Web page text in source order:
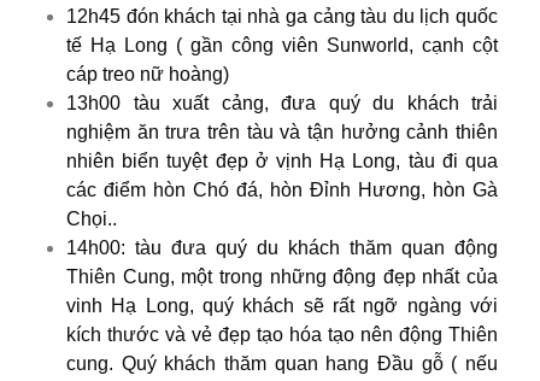
12h45 đón khách tại nhà ga cảng tàu du lịch quốc
tế Hạ Long ( gần công viên Sunworld, cạnh cột
cáp treo nữ hoàng)
13h00 tàu xuất cảng, đưa quý du khách trải
nghiệm ăn trưa trên tàu và tận hưởng cảnh thiên
nhiên biển tuyệt đẹp ở vịnh Hạ Long, tàu đi qua
các điểm hòn Chó đá, hòn Đỉnh Hương, hòn Gà
Chọi..
14h00: tàu đưa quý du khách thăm quan động
Thiên Cung, một trong những động đẹp nhất của
vinh Hạ Long, quý khách sẽ rất ngỡ ngàng với
kích thước và vẻ đẹp tạo hóa tạo nên động Thiên
cung. Quý khách thăm quan hang Đầu gỗ ( nếu